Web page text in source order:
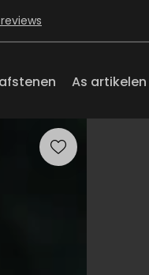
As artikelen